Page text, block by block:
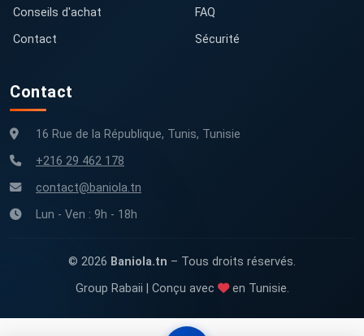
Conseils d'achat
Contact
FAQ
Sécurité
Contact
16 Rue de la République, Tunis, Tunisie
+216 29 462 178
contact@baniola.tn
Lun - Ven : 9h - 18h
© 2026 Baniola.tn – Tous droits réservés.
Group Rabaii | Conçu avec
en Tunisie.